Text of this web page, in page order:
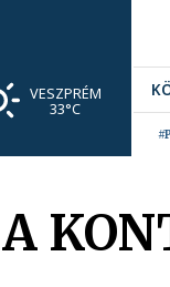
VESZPRÉM
33°C